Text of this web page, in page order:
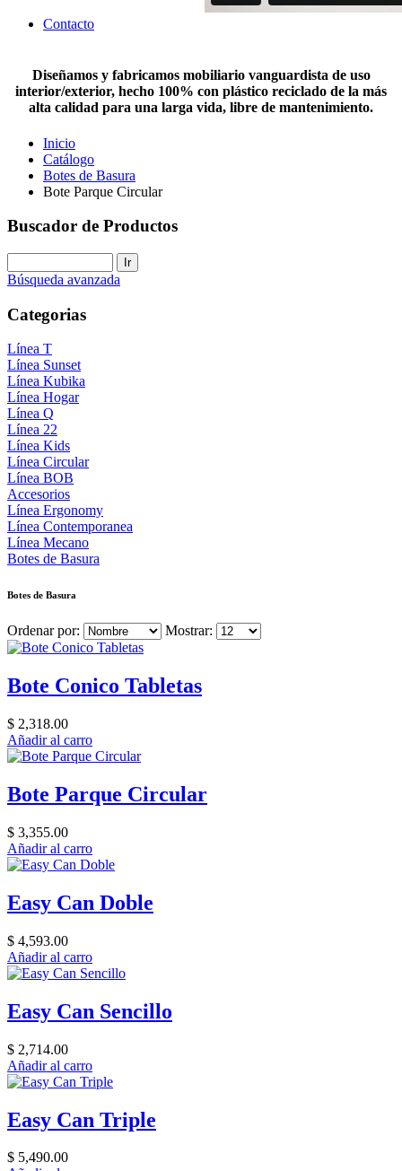
Contacto
Diseñamos y fabricamos mobiliario vanguardista de uso
interior/exterior, hecho 100% con plástico reciclado de la más
alta calidad para una larga vida, libre de mantenimiento.
Inicio
Catálogo
Botes de Basura
Bote Parque Circular
Buscador de Productos
Búsqueda avanzada
Categorias
Línea T
Línea Sunset
Línea Kubika
Línea Hogar
Línea Q
Línea 22
Línea Kids
Línea Circular
Línea BOB
Accesorios
Línea Ergonomy
Línea Contemporanea
Línea Mecano
Botes de Basura
Botes de Basura
Ordenar por: Mostrar:
Bote Conico Tabletas
$ 2,318.00
Añadir al carro
Bote Parque Circular
$ 3,355.00
Añadir al carro
Easy Can Doble
$ 4,593.00
Añadir al carro
Easy Can Sencillo
$ 2,714.00
Añadir al carro
Easy Can Triple
$ 5,490.00